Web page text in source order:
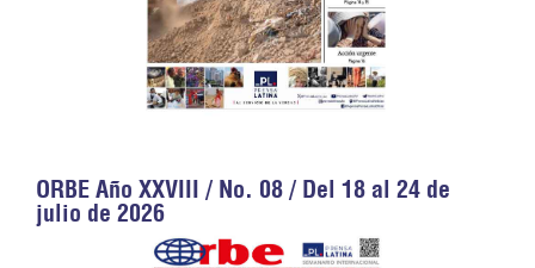
ORBE Año XXVIII / No. 08 / Del 18 al 24 de
julio de 2026